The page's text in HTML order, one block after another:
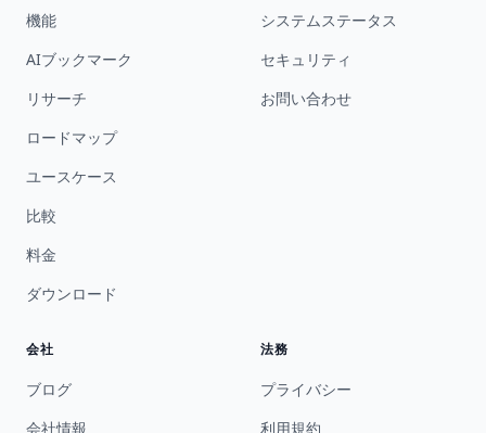
機能
AIブックマーク
リサーチ
ロードマップ
ユースケース
比較
料金
ダウンロード
システムステータス
セキュリティ
お問い合わせ
会社
ブログ
会社情報
法務
プライバシー
利用規約